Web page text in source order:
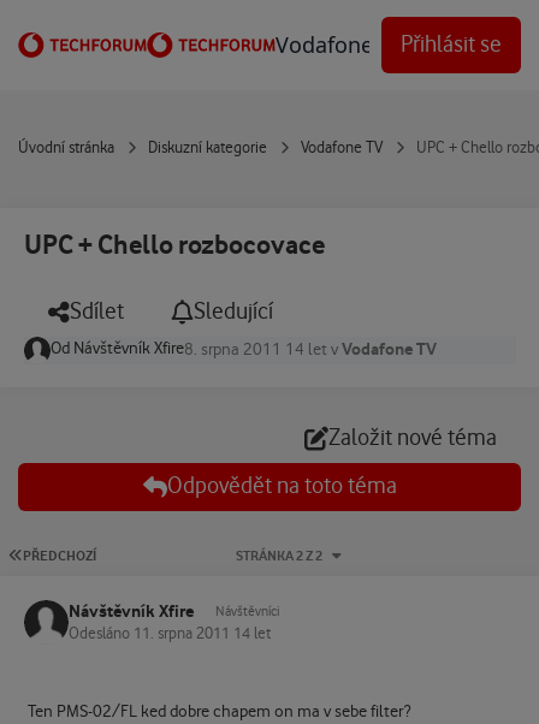
Vodafone Techforum
Přihlásit se
Úvodní stránka Diskuzní kategorie Vodafone TV UPC + Chello
UPC + Chello rozbocovace
Sdílet Sledující
Od Návštěvník Xfire8. srpna 2011 14 let vVodafone TV
Založit nové téma
Odpovědět na toto téma
PRVNÍ STRÁNKA
PŘEDCHOZÍ STRÁNKA 2 Z 2
Návštěvník Xfire Návštěvníci
Odesláno 11. srpna 2011 14 let
Ten PMS-02/FL ked dobre chapem on ma v sebe filter?